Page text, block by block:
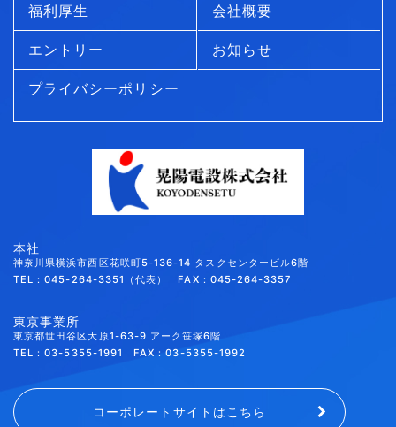
福利厚生 会社概要
エントリー お知らせ
プライバシーポリシー
本社
神奈川県横浜市西区花咲町5-136-14 タスクセンタービル6階
TEL：045-264-3351（代表） FAX：045-264-3357
東京事業所
東京都世田谷区大原1-63-9 アーク笹塚6階
TEL：03-5355-1991 FAX：03-5355-1992
コーポレートサイトはこちら